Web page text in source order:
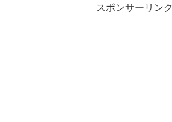
スポンサーリンク